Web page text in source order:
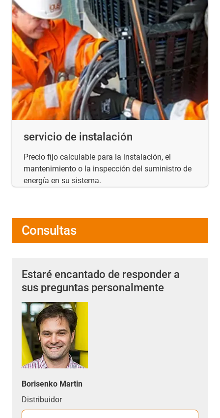
servicio de instalación
Precio fijo calculable para la instalación, el
mantenimiento o la inspección del suministro de
energía en su sistema.
Consultas
Estaré encantado de responder a
sus preguntas personalmente
Borisenko Martin
Distribuidor